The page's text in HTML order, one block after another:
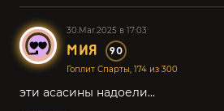
30.Mar.2025 в 17:03
МИЯ 90
Гоплит Спарты, 174 из 300
эти асасины надоели...